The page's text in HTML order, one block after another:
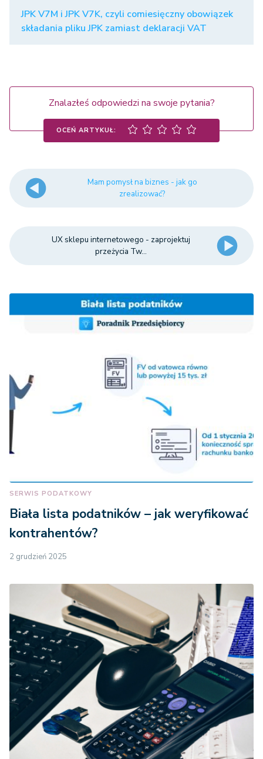
JPK V7M i JPK V7K, czyli comiesięczny obowiązek
składania pliku JPK zamiast deklaracji VAT
Znalazłeś odpowiedzi na swoje pytania?
OCEŃ ARTYKUŁ:
Mam pomysł na biznes - jak go
zrealizować?
UX sklepu internetowego - zaprojektuj
przeżycia Tw...
SERWIS PODATKOWY
Biała lista podatników – jak weryfikować
kontrahentów?
2 grudzień 2025